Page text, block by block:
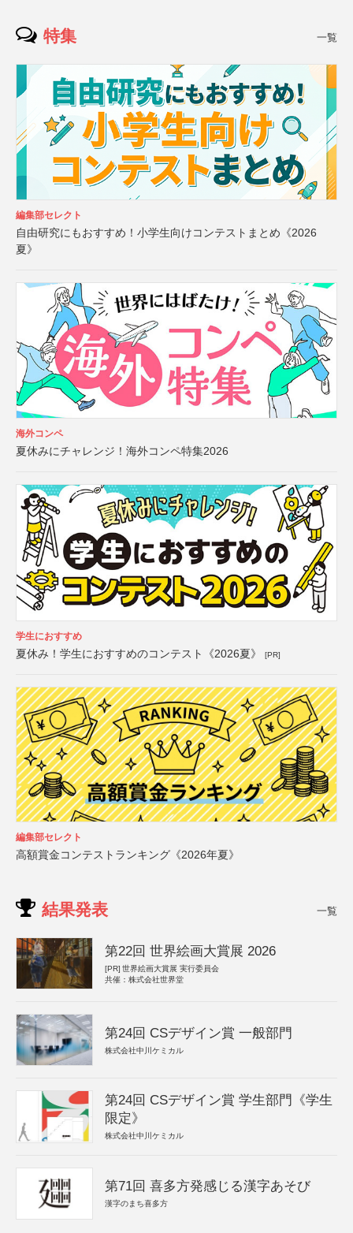
特集 一覧
編集部セレクト
自由研究にもおすすめ！小学生向けコンテストまとめ《2026
夏》
海外コンペ
夏休みにチャレンジ！海外コンペ特集2026
学生におすすめ
夏休み！学生におすすめのコンテスト《2026夏》 [PR]
編集部セレクト
高額賞金コンテストランキング《2026年夏》
結果発表 一覧
第22回 世界絵画大賞展 2026
[PR] 世界絵画大賞展 実行委員会
共催：株式会社世界堂
第24回 CSデザイン賞 一般部門
株式会社中川ケミカル
第24回 CSデザイン賞 学生部門《学生
限定》
株式会社中川ケミカル
第71回 喜多方発感じる漢字あそび
漢字のまち喜多方